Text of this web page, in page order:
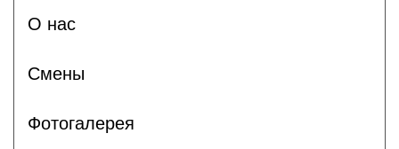
О нас
Смены
Фотогалерея